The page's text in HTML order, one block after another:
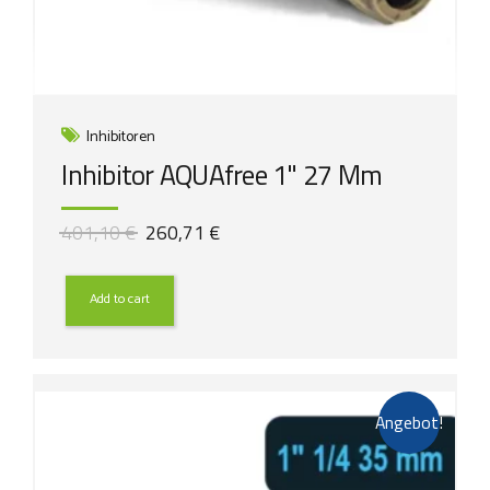
Inhibitoren
Inhibitor AQUAfree 1" 27 Mm
401,10€ Ursprünglicher
war:
401,10 €
260,71 €Aktueller
Add to cart
Angebot!